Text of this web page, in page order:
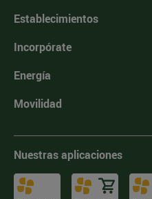
Establecimientos
Incorpórate
Energía
Movilidad
Nuestras aplicaciones